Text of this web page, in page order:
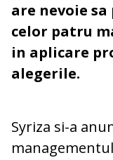
are nevoie
celor patru
in aplicare
alegerile.
Syriza si-a